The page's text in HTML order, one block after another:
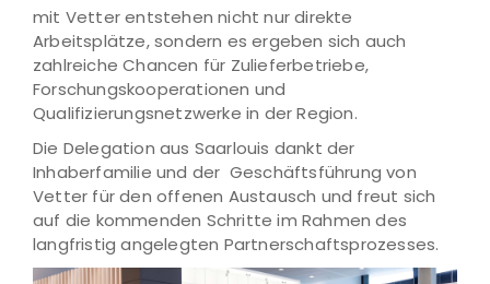
mit Vetter entstehen nicht nur direkte
Arbeitsplätze, sondern es ergeben sich auch
zahlreiche Chancen für Zulieferbetriebe,
Forschungskooperationen und
Qualifizierungsnetzwerke in der Region.
Die Delegation aus Saarlouis dankt der
Inhaberfamilie und der Geschäftsführung von
Vetter für den offenen Austausch und freut sich
auf die kommenden Schritte im Rahmen des
langfristig angelegten Partnerschaftsprozesses.